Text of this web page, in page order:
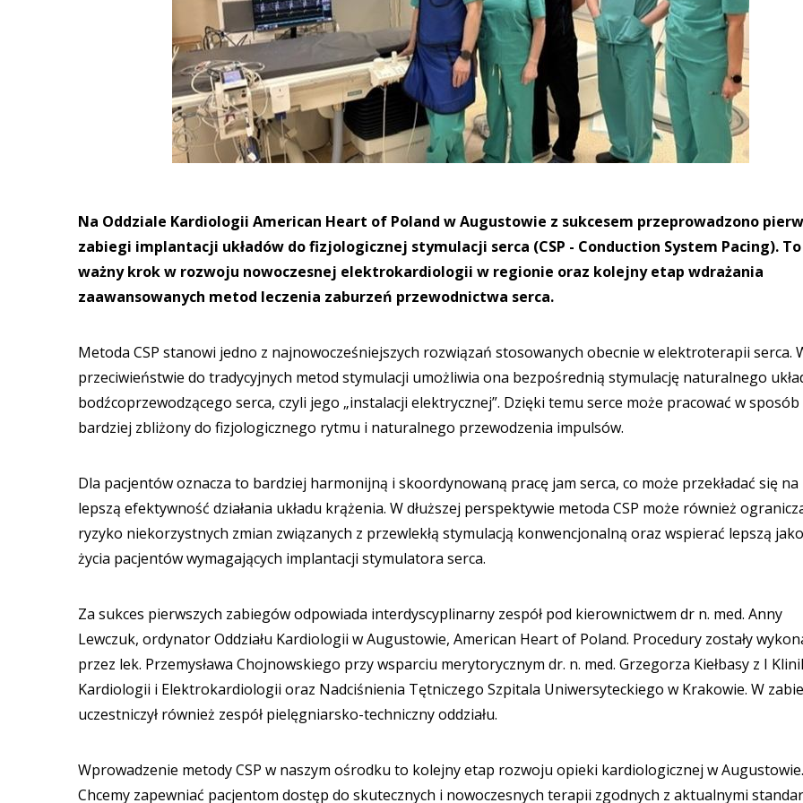
Na Oddziale Kardiologii American Heart of Poland w Augustowie z sukcesem przeprowadzono
zabiegi implantacji układów do fizjologicznej stymulacji serca (CSP - Conduction System Pacing). To
ważny krok w rozwoju nowoczesnej elektrokardiologii w regionie oraz kolejny etap wdrażania
zaawansowanych metod leczenia zaburzeń przewodnictwa serca.
Metoda CSP stanowi jedno z najnowocześniejszych rozwiązań stosowanych obecnie w elektroterapii serca.
przeciwieństwie do tradycyjnych metod stymulacji umożliwia ona bezpośrednią stymulację naturalnego
bodźcoprzewodzącego serca, czyli jego „instalacji elektrycznej”. Dzięki temu serce może pracować w sposób
bardziej zbliżony do fizjologicznego rytmu i naturalnego przewodzenia impulsów.
Dla pacjentów oznacza to bardziej harmonijną i skoordynowaną pracę jam serca, co może przekładać się na
lepszą efektywność działania układu krążenia. W dłuższej perspektywie metoda CSP może również
ryzyko niekorzystnych zmian związanych z przewlekłą stymulacją konwencjonalną oraz wspierać lepszą
życia pacjentów wymagających implantacji stymulatora serca.
Za sukces pierwszych zabiegów odpowiada interdyscyplinarny zespół pod kierownictwem dr n. med. Anny
Lewczuk, ordynator Oddziału Kardiologii w Augustowie, American Heart of Poland. Procedury zostały
przez lek. Przemysława Chojnowskiego przy wsparciu merytorycznym dr. n. med. Grzegorza Kiełbasy z I
Kardiologii i Elektrokardiologii oraz Nadciśnienia Tętniczego Szpitala Uniwersyteckiego w Krakowie. W
uczestniczył również zespół pielęgniarsko-techniczny oddziału.
Wprowadzenie metody CSP w naszym ośrodku to kolejny etap rozwoju opieki kardiologicznej w Augustowie.
Chcemy zapewniać pacjentom dostęp do skutecznych i nowoczesnych terapii zgodnych z aktualnymi